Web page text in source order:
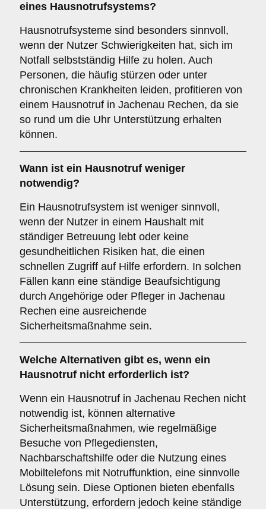
eines Hausnotrufsystems?
Hausnotrufsysteme sind besonders sinnvoll,
wenn der Nutzer Schwierigkeiten hat, sich im
Notfall selbstständig Hilfe zu holen. Auch
Personen, die häufig stürzen oder unter
chronischen Krankheiten leiden, profitieren von
einem Hausnotruf in Jachenau Rechen, da sie
so rund um die Uhr Unterstützung erhalten
können.
Wann ist ein Hausnotruf weniger
notwendig?
Ein Hausnotrufsystem ist weniger sinnvoll,
wenn der Nutzer in einem Haushalt mit
ständiger Betreuung lebt oder keine
gesundheitlichen Risiken hat, die einen
schnellen Zugriff auf Hilfe erfordern. In solchen
Fällen kann eine ständige Beaufsichtigung
durch Angehörige oder Pfleger in Jachenau
Rechen eine ausreichende
Sicherheitsmaßnahme sein.
Welche Alternativen gibt es, wenn ein
Hausnotruf nicht erforderlich ist?
Wenn ein Hausnotruf in Jachenau Rechen nicht
notwendig ist, können alternative
Sicherheitsmaßnahmen, wie regelmäßige
Besuche von Pflegediensten,
Nachbarschaftshilfe oder die Nutzung eines
Mobiltelefons mit Notruffunktion, eine sinnvolle
Lösung sein. Diese Optionen bieten ebenfalls
Unterstützung, erfordern jedoch keine ständige